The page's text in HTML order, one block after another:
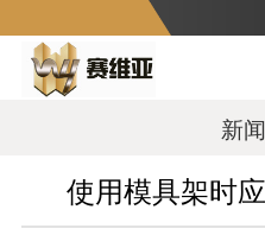
新
使用模具架时